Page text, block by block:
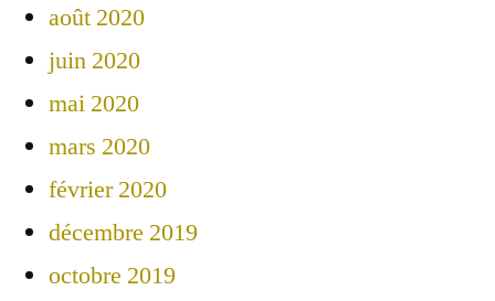
août 2020
juin 2020
mai 2020
mars 2020
février 2020
décembre 2019
octobre 2019